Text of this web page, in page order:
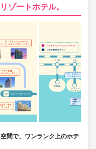
ゾートホテル。
間で、ワンランク上のホテ